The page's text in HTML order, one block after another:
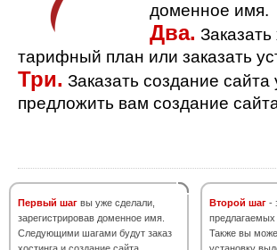
доменное имя.
Два.
тарифный план или заказать
Три. Заказать создание
предложить вам создание
Первый шаг вы уже сделали,
зарегистрировав доменное имя.
Следующими шагами будут заказ
Второй шаг -
Также вы